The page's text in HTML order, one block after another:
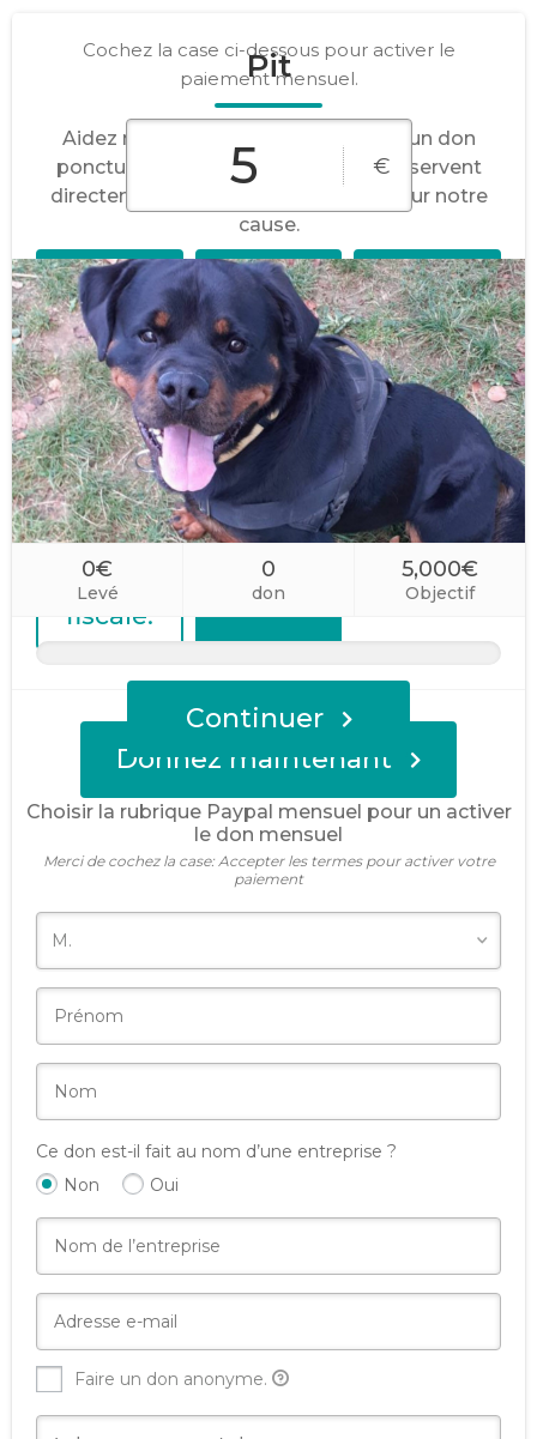
Pit
Aidez notre organisation en faisant un don
ponctuel ou mensuel. Tous les dons servent
directement à faire une différence pour notre
cause.
0€
Levé
0
don
5,000€
Objectif
Donnez maintenant
Cochez la case ci-dessous pour activer le
paiement mensuel.
€
Coûte
réellement
que 17 €
après
réduction
fiscale.
Coûte
réellement
que 7 €
après
réduction
fiscale.
Coûte
réellement
que 3.33 €
après
réduction
fiscale.
Coûte
réellement
que 2 €
après
réduction
fiscale.
Montant
personnalisé
Continuer
Choisir la rubrique Paypal mensuel pour un activer
le don mensuel
Merci de cochez la case: Accepter les termes pour activer votre
paiement
Ce don est-il fait au nom d’une entreprise ?
Non
Oui
Faire un don anonyme.